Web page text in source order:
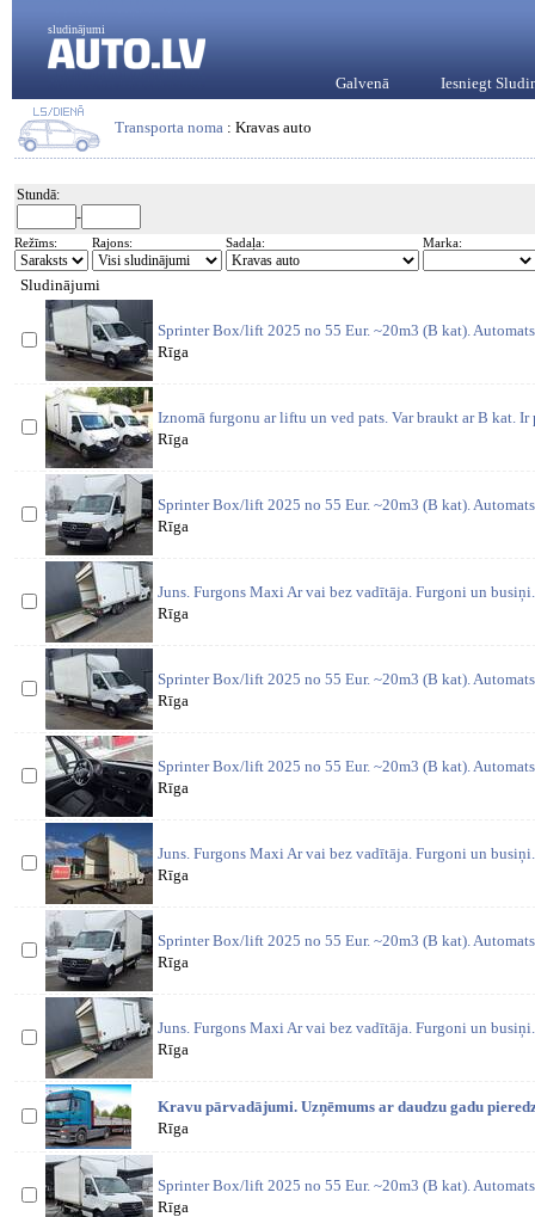
sludinājumi
Galvenā Iesniegt
Transporta noma : Kravas auto
Stundā:
-
Režīms: Rajons: Sadaļa: Marka:
Sludinājumi
Sprinter Box/lift 2025 no 55 Eur. ~20m3 (B kat).
Rīga
Iznomā furgonu ar liftu un ved pats. Var braukt ar B kat. Ir
Rīga
Sprinter Box/lift 2025 no 55 Eur. ~20m3 (B kat).
Rīga
Juns. Furgons Maxi Ar vai bez vadītāja. Furgoni un
Rīga
Sprinter Box/lift 2025 no 55 Eur. ~20m3 (B kat).
Rīga
Sprinter Box/lift 2025 no 55 Eur. ~20m3 (B kat).
Rīga
Juns. Furgons Maxi Ar vai bez vadītāja. Furgoni un
Rīga
Sprinter Box/lift 2025 no 55 Eur. ~20m3 (B kat).
Rīga
Juns. Furgons Maxi Ar vai bez vadītāja. Furgoni un
Rīga
Kravu pārvadājumi. Uzņēmums ar daudzu gadu
Rīga
Sprinter Box/lift 2025 no 55 Eur. ~20m3 (B kat).
Rīga